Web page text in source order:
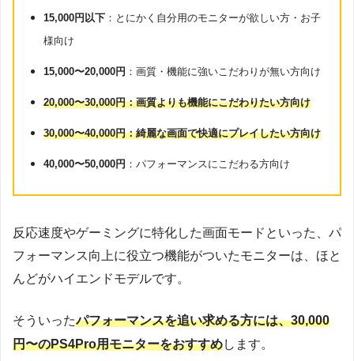
15,000円以下 ：とにかく自分用のモニターが欲しい方・お子
様向け
15,000〜20,000円 ：画質・機能に強いこだわりが無い方向け
20,000〜30,000円：画質よりも機能にこだわりたい方向け
30,000〜40,000円：綺麗な画面で快適にプレイしたい方向け
40,000〜50,000円 ：パフォーマンスにこだわる方向け
反応速度やゲーミングに特化した画面モードといった、パ
フォーマンス向上に役立つ機能がついたモニターは、ほと
んどがハイエンドモデルです。
そういったパフォーマンスを追い求める方には、30,000
円〜のPS4Pro用モニターをおすすめします。